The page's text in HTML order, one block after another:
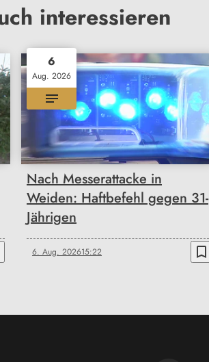
interessieren
6
Aug. 2026
Nach Messerattacke in
Weiden: Haftbefehl gegen 31-
Jährigen
6. Aug. 202615:22 bookmark_border